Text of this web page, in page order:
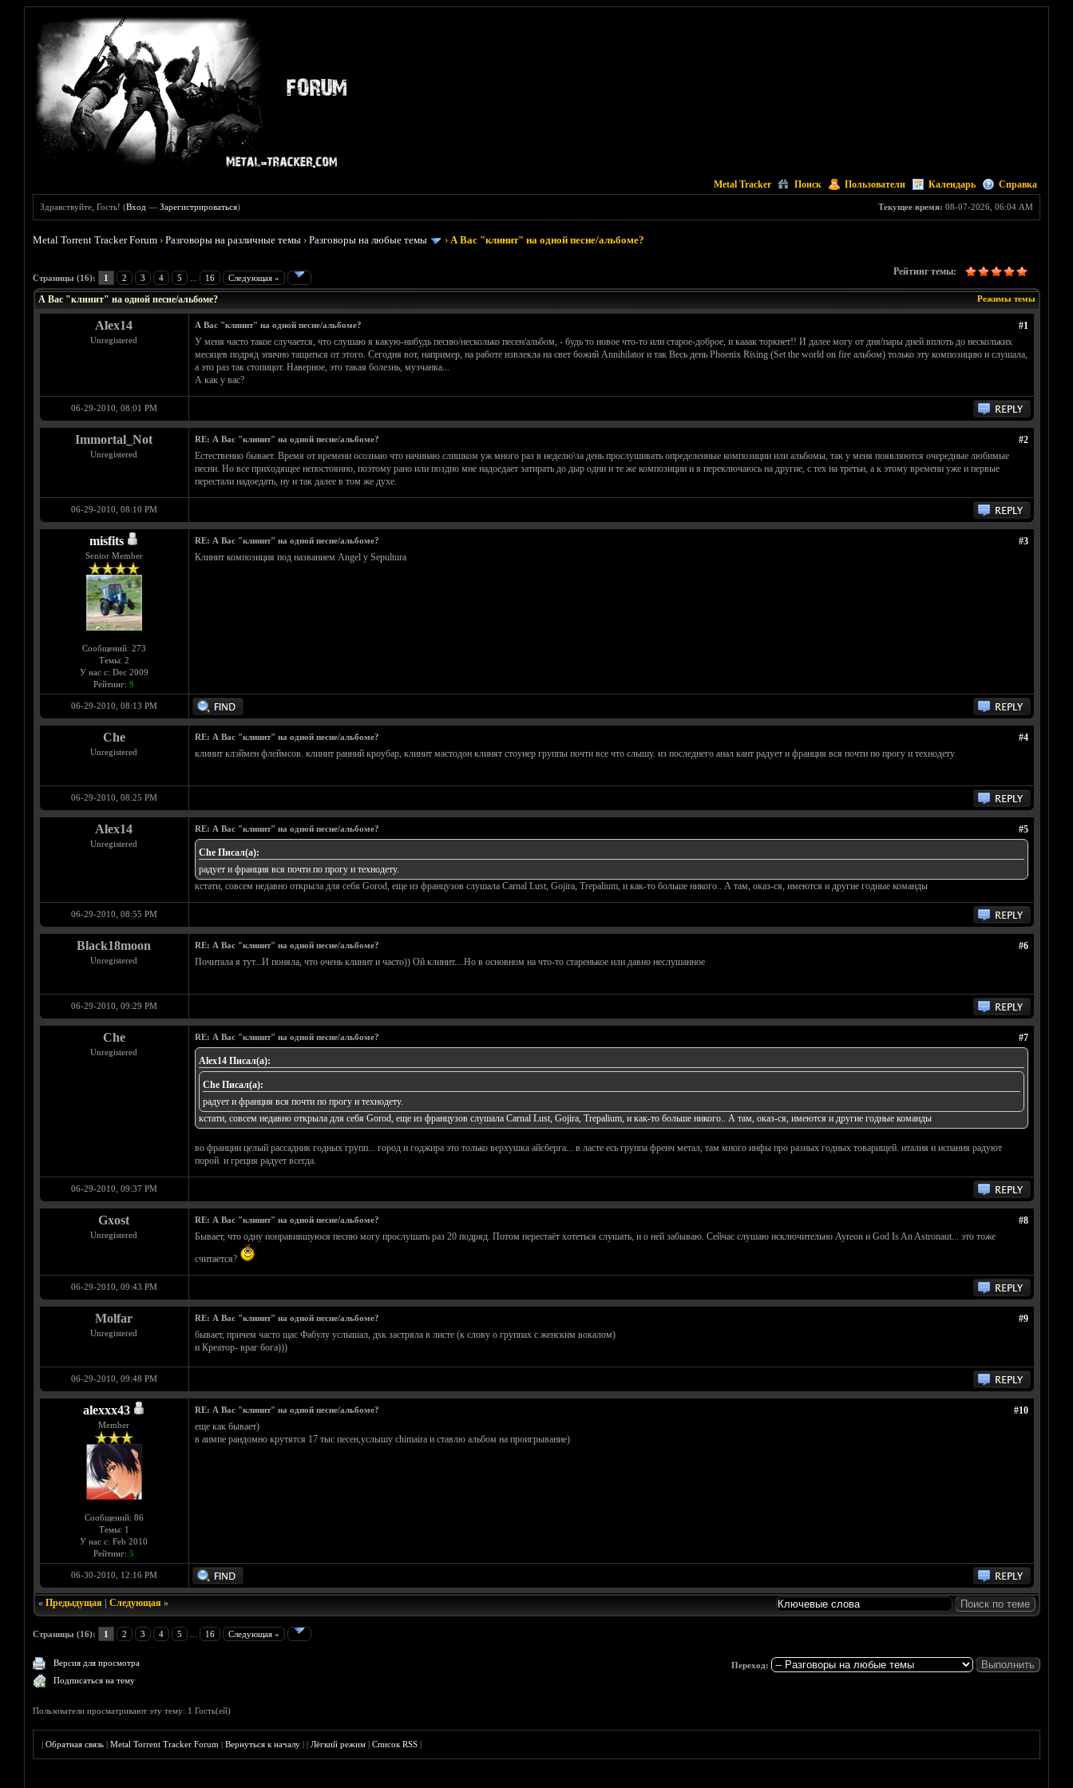
Metal Tracker Поиск Пользователи Календарь Справка
Текущее время: 08-07-2026, 06:04 AM
Здравствуйте, Гость! (Вход —Зарегистрироваться)
Metal Torrent Tracker Forum ›Разговоры на различные темы ›Разговоры на любые темы ›А Вас "клинит" на одной песне/альбоме?
Страницы (16): 1 2 3 4 5 16 Следующая »
Рейтинг темы:
Голосов: 2 - Средняя оценка: 5
1
2
3
4
5
Режимы темы
А Вас "клинит" на одной песне/альбоме?
Alex14
Unregistered
#1
А Вас "клинит" на одной песне/альбоме?
У меня часто такое случается, что слушаю я какую-нибудь песню/несколько песен/альбом, - будь то новое что-то или старое-доброе, и кааак торкнет!! И далее могу от дня/пары дней вплоть до нескольких
месяцев подряд эпично тащиться от этого. Сегодня вот, например, на работе извлекла на свет божий Annihilator и так Весь день Phoenix Rising (Set the world on fire альбом) только эту композицию и слушала,
а это раз так стопицот. Наверное, это такая болезнь, музчанка...
А как у вас?
06-29-2010, 08:01 PM
Immortal_Not
Unregistered
#2
RE: А Вас "клинит" на одной песне/альбоме?
Естественно бывает. Время от времени осознаю что начинаю слишком уж много раз в неделю\за день прослушивать определенные композиции или альбомы, так у меня появляются очередные любимые
песни. Но все приходящее непостоянно, поэтому рано или поздно мне надоедает затирать до дыр одни и те же композиции и я переключаюсь на другие, с тех на третьи, а к этому времени уже и первые
перестали надоедать, ну и так далее в том же духе.
06-29-2010, 08:10 PM
misfits
Senior Member
Сообщений: 273
Темы: 2
У нас с: Dec 2009
Рейтинг: 9
#3
RE: А Вас "клинит" на одной песне/альбоме?
Клинит композиция под названием Angel у Sepultura
06-29-2010, 08:13 PM
Che
Unregistered
#4
RE: А Вас "клинит" на одной песне/альбоме?
клинит клэймен флеймсов. клинит ранний кроубар, клинит мастодон клинят стоунер группы почти все что слышу. из последнего анал кант радует и франция вся почти по прогу и технодету.
06-29-2010, 08:25 PM
Alex14
Unregistered
#5
RE: А Вас "клинит" на одной песне/альбоме?
Che Писал(а):
радует и франция вся почти по прогу и технодету.
кстати, совсем недавно открыла для себя Gorod, еще из французов слушала Carnal Lust, Gojira, Trepalium, и как-то больше никого.. А там, оказ-ся, имеются и другие годные команды
06-29-2010, 08:55 PM
Black18moon
Unregistered
#6
RE: А Вас "клинит" на одной песне/альбоме?
Почитала я тут...И поняла, что очень клинит и часто)) Ой клинит....Но в основном на что-то старенькое или давно неслушанное
06-29-2010, 09:29 PM
Che
Unregistered
#7
RE: А Вас "клинит" на одной песне/альбоме?
Alex14 Писал(а):
Che Писал(а):
радует и франция вся почти по прогу и технодету.
кстати, совсем недавно открыла для себя Gorod, еще из французов слушала Carnal Lust, Gojira, Trepalium, и как-то больше никого.. А там, оказ-ся, имеются и другие годные команды
во франции целый рассадник годных групп... город и годжира это только верхушка айсберга... в ласте есь группа френч метал, там много инфы про разных годных товарищей. италия и испания радуют
порой. и греция радует всегда.
06-29-2010, 09:37 PM
Gxost
Unregistered
#8
RE: А Вас "клинит" на одной песне/альбоме?
Бывает, что одну понравившуюся песню могу прослушать раз 20 подряд. Потом перестаёт хотеться слушать, и о ней забываю. Сейчас слушаю исключительно Ayreon и God Is An Astronaut... это тоже
считается?
06-29-2010, 09:43 PM
Molfar
Unregistered
#9
RE: А Вас "клинит" на одной песне/альбоме?
бывает, причем часто щас Фабулу услышал, дsк застряла в листе (к слову о группах с женским вокалом)
и Креатор- враг бога)))
06-29-2010, 09:48 PM
alexxx43
Member
Сообщений: 86
Темы: 1
У нас с: Feb 2010
Рейтинг: 5
#10
RE: А Вас "клинит" на одной песне/альбоме?
еще как бывает)
в аимпе рандомно крутятся 17 тыс песен,услышу chimaira и ставлю альбом на проигрывание)
06-30-2010, 12:16 PM
« Предыдущая| Следующая»
Страницы (16): 1 2 3 4 5 16 Следующая »
Версия для просмотра
Подписаться на тему
Переход:
Пользователи просматривают эту тему: 1 Гость(ей)
|Обратная связь |Metal Torrent Tracker Forum |Вернуться к началу ||Лёгкий режим |Список RSS |